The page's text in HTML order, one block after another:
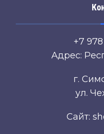
+7
Адрес:
г.
ул.
Сайт: